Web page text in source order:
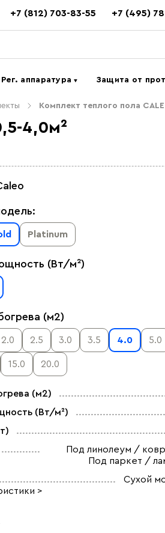
+7 (812) 703-83-55 +7 (495)
Рег. аппаратура▼ Защита от
Комплект теплого пола
4,0м²
Platinum
(Вт/м²)
(м2)
2.0 2.5 3.0 3.5 4.0 5.0
15.0 20.0
(м2)
(Вт/м²)
Под линолеум /
Под паркет /
Сухой
>